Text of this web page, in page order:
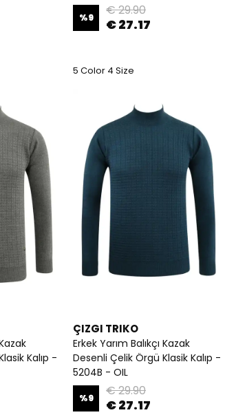
%9 € 29.90
€ 27.17
5 Color 4 Size
Kalıp -
ÇIZGI TRIKO
Erkek Yarım Balıkçı Kazak
Desenli Çelik Örgü Klasik Kalıp -
5204B - OIL
%9 € 29.90
€ 27.17